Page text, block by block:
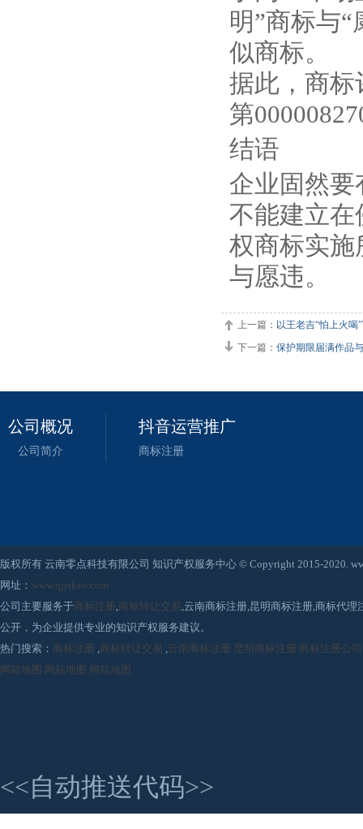
明”商标与
似商标。
据此，商标
第
结语
企业固然
不能建立在
权商标实施
与愿违。
上一篇： 以王老吉“怕上火
下一篇： 保护期限届满作品
公司概况
公司简介
抖音运营推广
商标注册
版权所有 云南零点科技有限公司 知识产权服务中心 © Copyright 2015-2020.
网址： www.qjjsksw.com
公司主要服务于商标注册 ,商标转让交易,云南商标注册,昆明商标注册,商标代
公开，为企业提供专业的知识产权服务建议。
热门搜索： 商标注册 ,商标转让交易 ,云南商标注册 昆明商标注册
商标注册公司
网站地图 网站地图 网站地图
<<自动推送代码>>